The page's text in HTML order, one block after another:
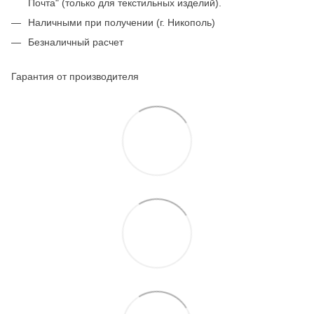
Почта" (только для текстильных изделий).
Наличными при получении (г. Никополь)
Безналичный расчет
Гарантия от производителя